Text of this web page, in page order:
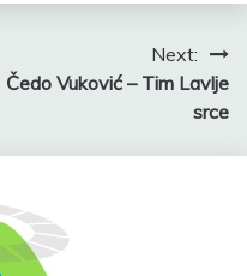
Next:
Čedo Vuković – Tim Lavlje
srce